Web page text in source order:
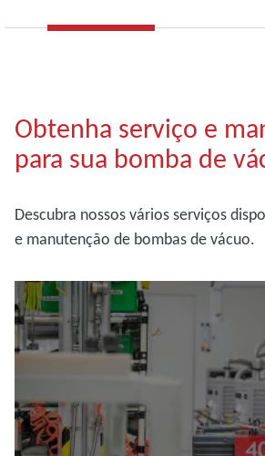
Obtenha serviço e
para sua bomba de
Descubra nossos vários serviços
e manutenção de bombas de vácuo.